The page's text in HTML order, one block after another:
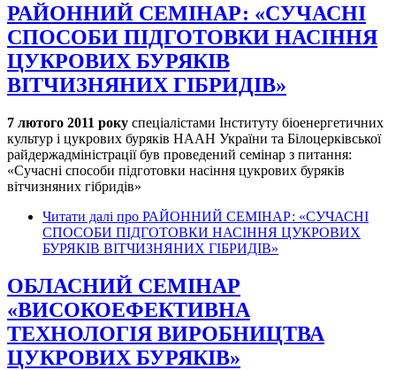
РАЙОННИЙ СЕМІНАР: «СУЧАСНІ
СПОСОБИ ПІДГОТОВКИ НАСІННЯ
ЦУКРОВИХ БУРЯКІВ
ВІТЧИЗНЯНИХ ГІБРИДІВ»
7 лютого 2011 року спеціалістами Інституту біоенергетичних
культур і цукрових буряків НААН України та Білоцерківської
райдержадміністрації був проведений семінар з питання:
«Сучасні способи підготовки насіння цукрових буряків
вітчизняних гібридів»
Читати далі про РАЙОННИЙ СЕМІНАР: «СУЧАСНІ
СПОСОБИ ПІДГОТОВКИ НАСІННЯ ЦУКРОВИХ
БУРЯКІВ ВІТЧИЗНЯНИХ ГІБРИДІВ»
ОБЛАСНИЙ СЕМІНАР
«ВИСОКОЕФЕКТИВНА
ТЕХНОЛОГІЯ ВИРОБНИЦТВА
ЦУКРОВИХ БУРЯКІВ»